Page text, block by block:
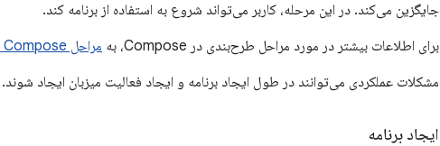
جایگزین می‌کند. در این مرحله، کاربر می‌تواند شروع به استفاده از برنامه کند.
برای اطلاعات بیشتر در مورد مراحل طرح‌بندی در Compose، به
مراحل Jetpack Compose
مشکلات عملکردی می‌توانند در طول ایجاد برنامه و ایجاد فعالیت میزبان ایجاد شوند.
ایجاد برنامه